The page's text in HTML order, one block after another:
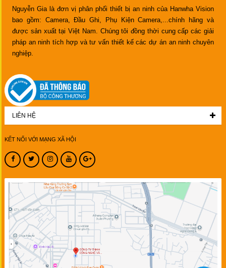
Nguyễn Gia là đơn vị phân phối thiết bị an ninh của Hanwha Vision
bao gồm: Camera, Đầu Ghi, Phụ Kiện Camera,...chính hãng và
được sản xuất tại Việt Nam. Chúng tôi đồng thời cung cấp các giải
pháp an ninh tích hợp và tư vấn thiết kế các dự án an ninh chuyên
nghiệp.
LIÊN HỆ
KẾT NỐI VỚI MẠNG XÃ HỘI